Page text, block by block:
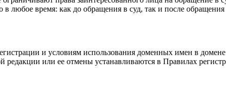
любое время: как до обращения в суд, так и после
и условиям использования доменных имен в
или ее отмены устанавливаются в Правилах